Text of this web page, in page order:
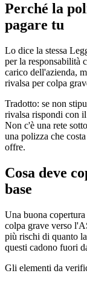
Perché la
pagare tu
Lo dice la stessa
per la responsabilità
carico dell'azienda,
rivalsa per colpa
Tradotto: se non
rivalsa rispondi con
Non c'è una rete
una polizza che
offre.
Cosa deve
base
Una buona
colpa grave verso
più rischi di quanto
questi cadono fuori
Gli elementi da